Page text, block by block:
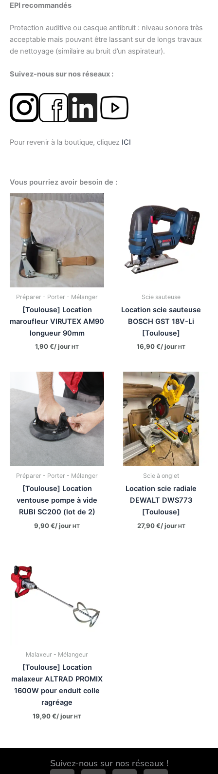
EPI recommandés
Protection auditive ou casque antibruit : niveau sonore très
acceptable mais pouvant être lassant sur de longs travaux
de nettoyage (similaire au bruit d’un aspirateur).
Suivez-nous sur nos réseaux :
Pour revenir à la boutique, cliquez ICI
Vous pourriez avoir besoin de :
Préparer - Porter - Mélanger
[Toulouse] Location
maroufleur VIRUTEX AM90
longueur 90mm
1,90€/ jour HT
Scie sauteuse
Location scie sauteuse
BOSCH GST 18V-Li
[Toulouse]
16,90€/ jour HT
Préparer - Porter - Mélanger
[Toulouse] Location
ventouse pompe à vide
RUBI SC200 (lot de 2)
9,90€/ jour HT
Scie à onglet
Location scie radiale
DEWALT DWS773
[Toulouse]
27,90€/ jour HT
Malaxeur - Mélangeur
[Toulouse] Location
malaxeur ALTRAD PROMIX
1600W pour enduit colle
ragréage
19,90€/ jour HT
Suivez-nous sur nos réseaux !